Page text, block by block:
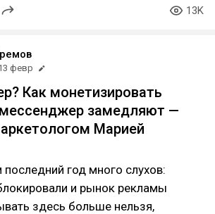
13K
февр
Как монетизировать
мессенджер замедляют —
Марией
последний год много слухов:
и рынок рекламы
здесь больше нельзя,